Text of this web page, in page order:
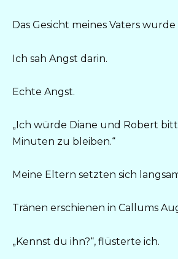
Das Gesicht meines Vaters wurde
Ich sah Angst darin.
Echte Angst.
„Ich würde Diane und Robert
Minuten zu bleiben.“
Meine Eltern setzten sich
Tränen erschienen in Callums
„Kennst du ihn?“, flüsterte ich.